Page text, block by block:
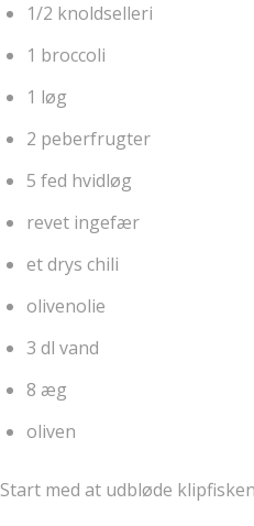
1/2 knoldselleri
1 broccoli
1 løg
2 peberfrugter
5 fed hvidløg
revet ingefær
et drys chili
olivenolie
3 dl vand
8 æg
oliven
Start med at udbløde